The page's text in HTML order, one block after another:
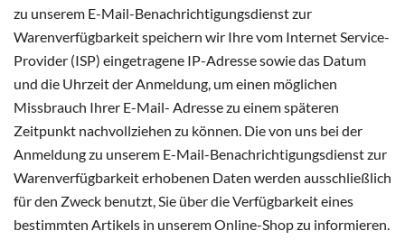
zu unserem E-Mail-Benachrichtigungsdienst zur
Warenverfügbarkeit speichern wir Ihre vom Internet Service-
Provider (ISP) eingetragene IP-Adresse sowie das Datum
und die Uhrzeit der Anmeldung, um einen möglichen
Missbrauch Ihrer E-Mail- Adresse zu einem späteren
Zeitpunkt nachvollziehen zu können. Die von uns bei der
Anmeldung zu unserem E-Mail-Benachrichtigungsdienst zur
Warenverfügbarkeit erhobenen Daten werden ausschließlich
für den Zweck benutzt, Sie über die Verfügbarkeit eines
bestimmten Artikels in unserem Online-Shop zu informieren.